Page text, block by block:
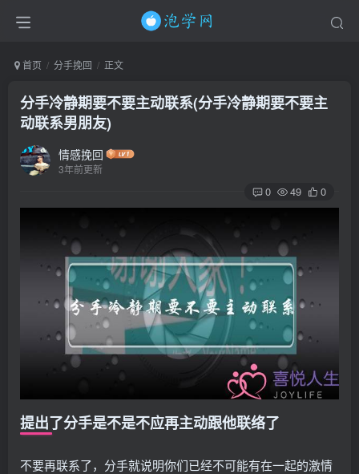
首页 分手挽回 正文
分手冷静期要不要主动联系(分手冷静期要不要主
动联系男朋友)
情感挽回
3年前更新
0 49 0
提出了分手是不是不应再主动跟他联络了
不要再联系了，分手就说明你们已经不可能有在一起的激情